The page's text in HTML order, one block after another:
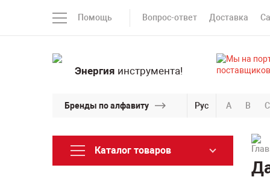
Помощь Вопрос-ответ Доставка
Энергия инструмента!
Бренды по алфавиту Рус A B C
Каталог товаров